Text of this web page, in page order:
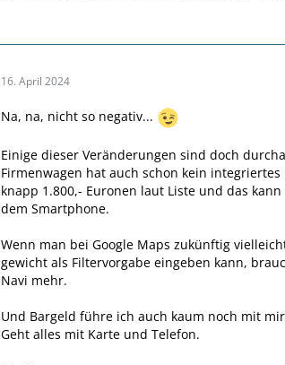
16. April 2024
Na, na, nicht so negativ...
Einige dieser Veränderungen sind doch
Firmenwagen hat auch schon kein
knapp 1.800,- Euronen laut Liste und das
dem Smartphone.
Wenn man bei Google Maps zukünftig
gewicht als Filtervorgabe eingeben kann,
Navi mehr.
Und Bargeld führe ich auch kaum noch mit
Geht alles mit Karte und Telefon.